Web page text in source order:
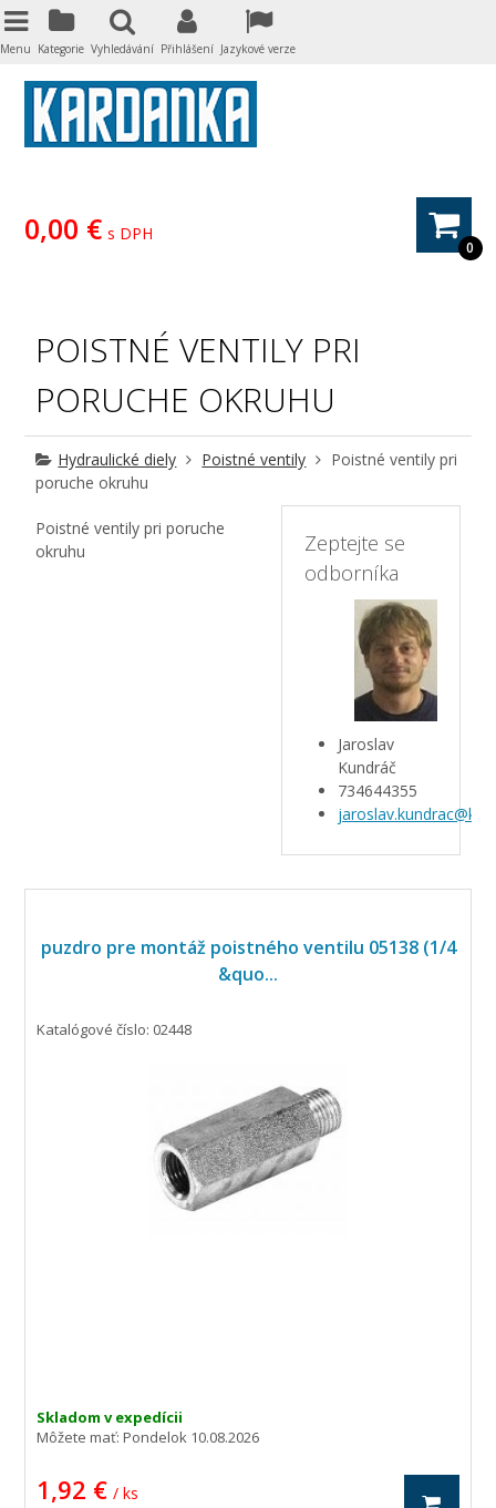
0
0,00 € s DPH
POISTNÉ VENTILY PRI
PORUCHE OKRUHU
Hydraulické diely Poistné ventily
Poistné ventily pri
poruche okruhu
Zeptejte se
odborníka
Jaroslav
Kundráč
734644355
Poistné ventily pri poruche
okruhu
puzdro pre montáž poistného ventilu 05138 (1/4
&quo...
Katalógové číslo: 02448
Skladom v expedícii
Môžete mať:Pondelok 10.08.2026
1,92 € / ks
Menu Kategorie Vyhledávání Přihlášení Jazykové verze